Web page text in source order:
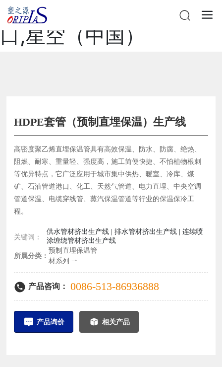
星空网站在线登录官网入
口,星空（中国）
HDPE套管（预制直埋保温）生产线
高密度聚乙烯直埋保温管具有高效保温、防水、防腐、绝热、
阻燃、耐寒、重量轻、强度高，施工简便快捷、不怕植物根刺
等优异特点，它广泛应用于城市集中供热、暖室、冷库、煤
矿、石油管道港口、化工、天然气管道、电力直埋、中央空调
管道保温、电缆穿线管、蒸汽保温管道等行业的保温保冷工
程。
关键词：
供水管材挤出生产线 | 排水管材挤出生产线 | 连续喷
涂缠绕管材挤出生产线
所属分类：
预制直埋保温管
材系列 ⇀
产品咨询： 0086-513-86936888
产品询价 相关产品